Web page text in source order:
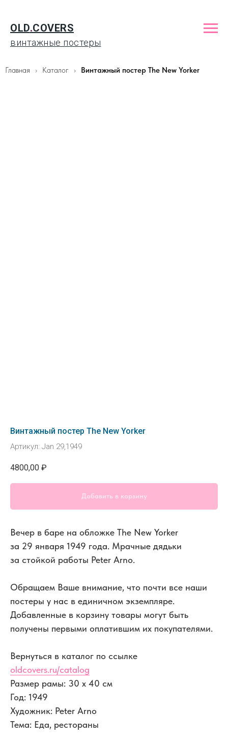
OLD.COVERS
винтажные постеры
Главная Каталог Винтажный постер The New Yorker
Винтажный постер The New Yorker
Артикул: Jan 29,1949
4800,00 ₽
Добавить в корзину
Вечер в баре на обложке The New Yorker
за 29 января 1949 года. Мрачные дядьки
за стойкой работы Peter Arno.
Обращаем Ваше внимание, что почти все наши
постеры у нас в единичном экземпляре.
Добавленные в корзину товары могут быть
получены первыми оплатившим их покупателями.
Вернуться в каталог по ссылке
oldcovers.ru/catalog
Размер рамы: 30 x 40 см
Год: 1949
Художник: Peter Arno
Тема: Еда, рестораны